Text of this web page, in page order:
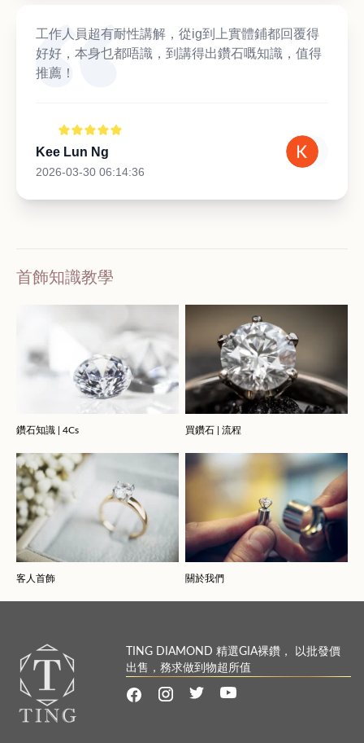
工作人員超有耐性講解，從ig到上實體鋪都回覆得
好好，本身乜都唔識，到講得出鑽石嘅知識，值得
推薦！
Kee Lun Ng
2026-03-30 06:14:36
首飾知識教學
鑽石知識 | 4Cs 買鑽石 | 流程
客人首飾 關於我們
TING DIAMOND 精選GIA裸鑽， 以批發價
出售，務求做到物超所值